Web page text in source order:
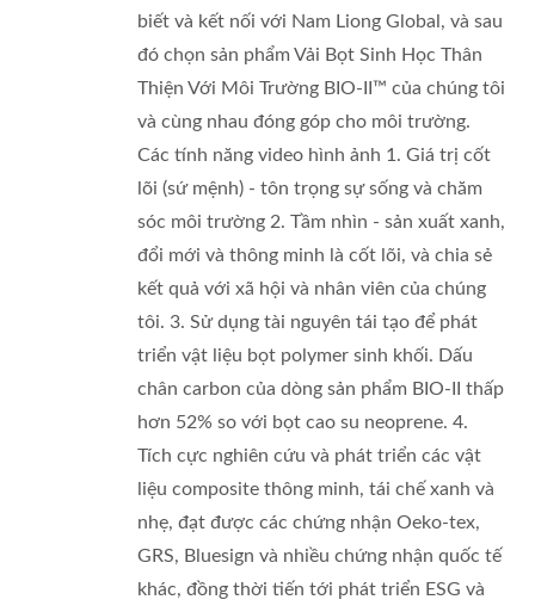
biết và kết nối với Nam Liong Global, và sau
đó chọn sản phẩm Vải Bọt Sinh Học Thân
Thiện Với Môi Trường BIO-II™ của chúng tôi
và cùng nhau đóng góp cho môi trường.
Các tính năng video hình ảnh 1. Giá trị cốt
lõi (sứ mệnh) - tôn trọng sự sống và chăm
sóc môi trường 2. Tầm nhìn - sản xuất xanh,
đổi mới và thông minh là cốt lõi, và chia sẻ
kết quả với xã hội và nhân viên của chúng
tôi. 3. Sử dụng tài nguyên tái tạo để phát
triển vật liệu bọt polymer sinh khối. Dấu
chân carbon của dòng sản phẩm BIO-II thấp
hơn 52% so với bọt cao su neoprene. 4.
Tích cực nghiên cứu và phát triển các vật
liệu composite thông minh, tái chế xanh và
nhẹ, đạt được các chứng nhận Oeko-tex,
GRS, Bluesign và nhiều chứng nhận quốc tế
khác, đồng thời tiến tới phát triển ESG và